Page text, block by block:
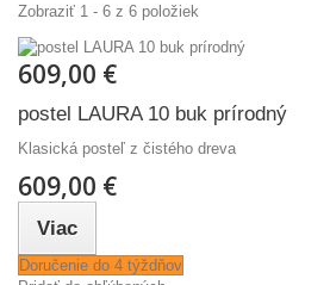
Zobraziť 1 - 6 z 6 položiek
609,00 €
postel LAURA 10 buk prírodný
Klasická posteľ z čistého dreva
609,00 €
Viac
Doručenie do 4 týždňov